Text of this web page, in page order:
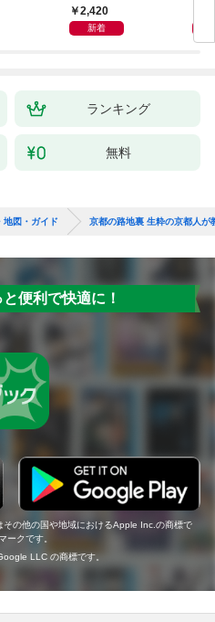
2,420
新着
ランキング
無料
地図・ガイド 京都の路地裏 生粋の京都人が
便利で快適に！
の他の国や地域におけるApple Inc.の商標で
ークです。
LLC の商標です。